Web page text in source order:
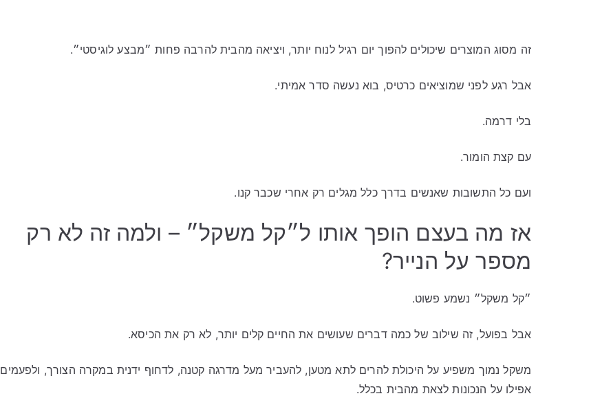
זה מסוג המוצרים שיכולים להפוך יום רגיל לנוח יותר, ויציאה מהבית להרבה פחות ״מבצע לוגיסטי״.
אבל רגע לפני שמוציאים כרטיס, בוא נעשה סדר אמיתי.
בלי דרמה.
עם קצת הומור.
ועם כל התשובות שאנשים בדרך כלל מגלים רק אחרי שכבר קנו.
אז מה בעצם הופך אותו ל״קל משקל״ – ולמה זה לא רק
מספר על הנייר?
״קל משקל״ נשמע פשוט.
אבל בפועל, זה שילוב של כמה דברים שעושים את החיים קלים יותר, לא רק את הכיסא.
משקל נמוך משפיע על היכולת להרים לתא מטען, להעביר מעל מדרגה קטנה, לדחוף ידנית במקרה הצורך, ולפעמים
אפילו על הנכונות לצאת מהבית בכלל.